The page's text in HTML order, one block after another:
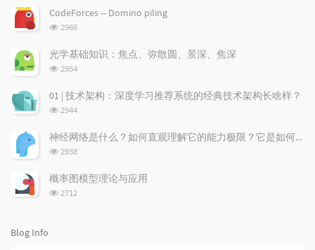
p
a
r
r
t
c
l
s
e
t
m
n
t
l
CodeForces -- Domino piling
浏
次
数:
2966
光学基础知识：焦点、弥散圆、景深、焦深
浏
次
数:
2954
01 | 技术架构：深度学习推荐系统的经典技术架构长啥样？
浏
次
数:
2944
神经网络是什么？如何直观理解它的能力极限？它是如何无限逼近真理？
浏
次
数:
2938
概率图模型理论与应用
浏
2712
Blog Info